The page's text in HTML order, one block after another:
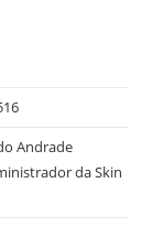
Andrade
da Skin